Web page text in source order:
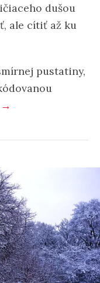
dušou
ale cítiť až ku
pustatiny,
→